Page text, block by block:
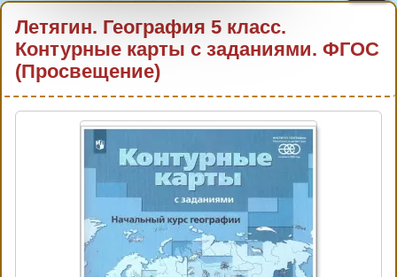
Летягин. География 5 класс.
Контурные карты с заданиями. ФГОС
(Просвещение)